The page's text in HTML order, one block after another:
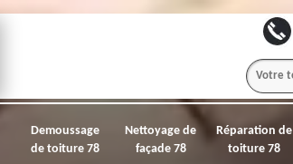
Demoussage
de toiture 78
Nettoyage de
façade 78
Réparation de
toiture 78